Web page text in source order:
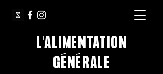
L'ALIMENTATION
GÉNÉRALE